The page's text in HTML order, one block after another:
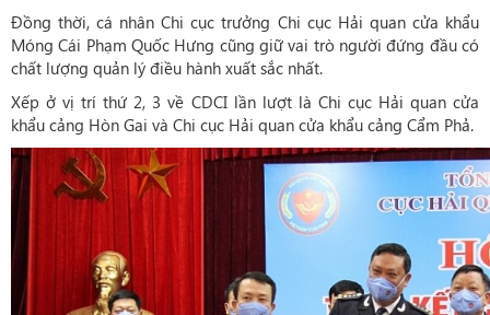
Đồng thời, cá nhân Chi cục trưởng Chi cục Hải quan cửa khẩu
Móng Cái Phạm Quốc Hưng cũng giữ vai trò người đứng đầu có
chất lượng quản lý điều hành xuất sắc nhất.
Xếp ở vị trí thứ 2, 3 về CDCI lần lượt là Chi cục Hải quan cửa
khẩu cảng Hòn Gai và Chi cục Hải quan cửa khẩu cảng Cẩm Phả.